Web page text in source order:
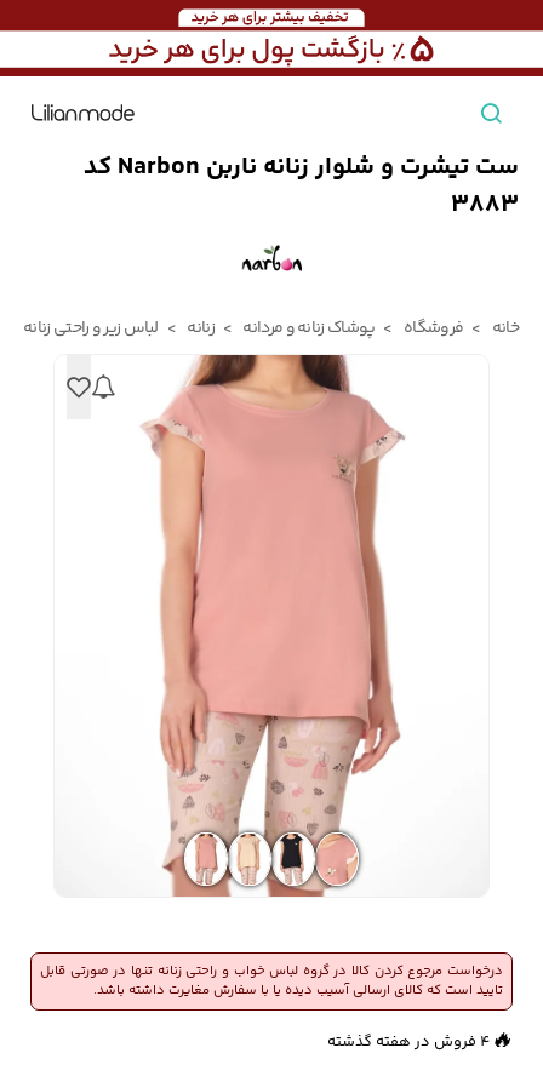
زنانه
مشاهده همه محصولات
بارانی مردانه پالتو مردانه
جوراب مردانه کت مردانه
ژاکت و پلیور مردانه
شلوار جین مردانه
شلوار پارچه ای
مردانه
سویشرت و هودی
اکسسوری مردانه
کیف مردانه
ست تیشرت و شلوار زنانه ناربن Narbon کد
3883
خانه فروشگاه پوشاک زنانه و مردانه زنانه لباس زیر و راحتی زنانه
درخواست مرجوع کردن کالا در گروه لباس خواب و راحتی زنانه تنها در صورتی قابل
تایید است که کالای ارسالی آسیب دیده یا با سفارش مغایرت داشته باشد.👀471 بازدید در ۲۴ ساعت گذشته
🔥 4 فروش در هفته گذشته